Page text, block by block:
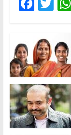
c
e
b
o
o
k
er